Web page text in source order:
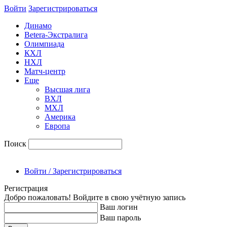
Войти Зарегиcтрироваться
Динамо
Betera-Экстралига
Олимпиада
КХЛ
НХЛ
Матч-центр
Еще
Высшая лига
ВХЛ
МХЛ
Америка
Европа
Поиск
Войти / Зарегистрироваться
Регистрация
Добро пожаловать! Войдите в свою учётную запись
Ваш логин
Ваш пароль